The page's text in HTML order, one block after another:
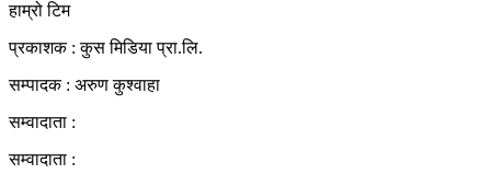
हाम्रो टिम
प्रकाशक : कुस मिडिया प्रा‍.लि.
सम्पादक : अरुण कुश्वाहा
सम्वादाता :
सम्वादाता :